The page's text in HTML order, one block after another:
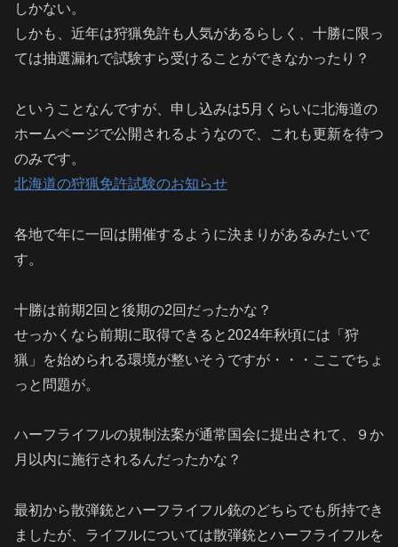
しかない。
しかも、近年は狩猟免許も人気があるらしく、十勝に限っ
ては抽選漏れで試験すら受けることができなかったり？
ということなんですが、申し込みは5月くらいに北海道の
ホームページで公開されるようなので、これも更新を待つ
のみです。
北海道の狩猟免許試験のお知らせ
各地で年に一回は開催するように決まりがあるみたいで
す。
十勝は前期2回と後期の2回だったかな？
せっかくなら前期に取得できると2024年秋頃には「狩
猟」を始められる環境が整いそうですが・・・ここでちょ
っと問題が。
ハーフライフルの規制法案が通常国会に提出されて、９か
月以内に施行されるんだったかな？
最初から散弾銃とハーフライフル銃のどちらでも所持でき
ましたが、ライフルについては散弾銃とハーフライフルを